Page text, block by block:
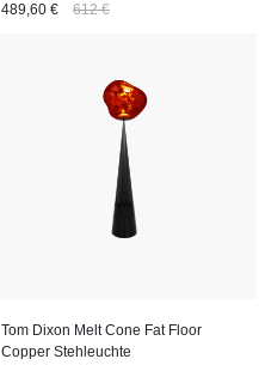
489,60 €
612 €
Tom Dixon Melt Cone Fat Floor
Copper Stehleuchte